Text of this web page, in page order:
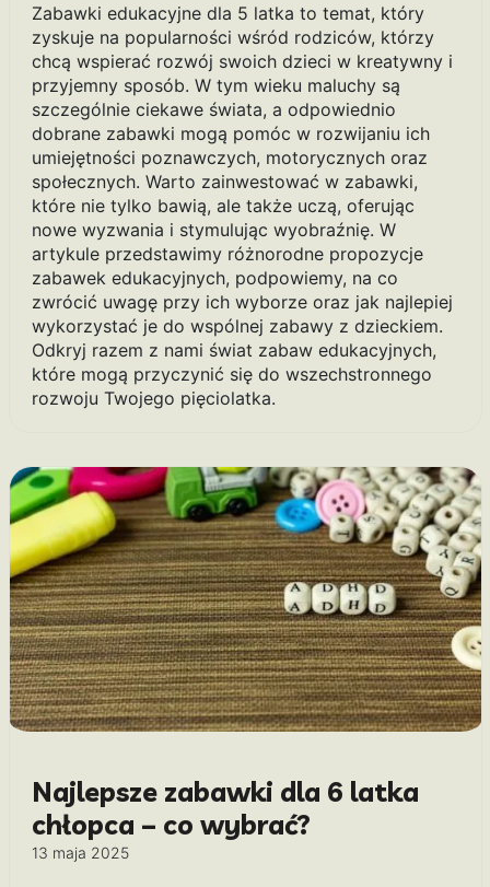
Zabawki edukacyjne dla 5 latka to temat, który
zyskuje na popularności wśród rodziców, którzy
chcą wspierać rozwój swoich dzieci w kreatywny i
przyjemny sposób. W tym wieku maluchy są
szczególnie ciekawe świata, a odpowiednio
dobrane zabawki mogą pomóc w rozwijaniu ich
umiejętności poznawczych, motorycznych oraz
społecznych. Warto zainwestować w zabawki,
które nie tylko bawią, ale także uczą, oferując
nowe wyzwania i stymulując wyobraźnię. W
artykule przedstawimy różnorodne propozycje
zabawek edukacyjnych, podpowiemy, na co
zwrócić uwagę przy ich wyborze oraz jak najlepiej
wykorzystać je do wspólnej zabawy z dzieckiem.
Odkryj razem z nami świat zabaw edukacyjnych,
które mogą przyczynić się do wszechstronnego
rozwoju Twojego pięciolatka.
Najlepsze zabawki dla 6 latka
chłopca – co wybrać?
13 maja 2025